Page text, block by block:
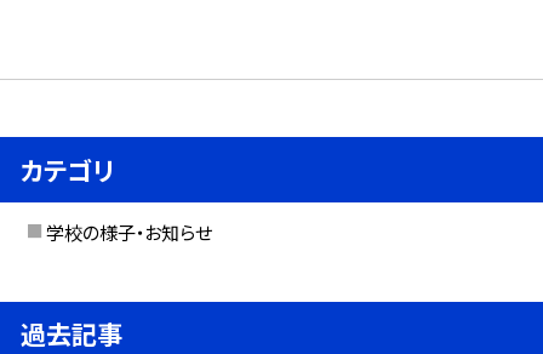
カテゴリ
学校の様子・お知らせ
過去記事